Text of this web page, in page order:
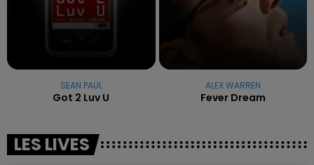
SEAN PAUL
Got 2 Luv U
ALEX WARREN
Fever Dream
LES LIVES